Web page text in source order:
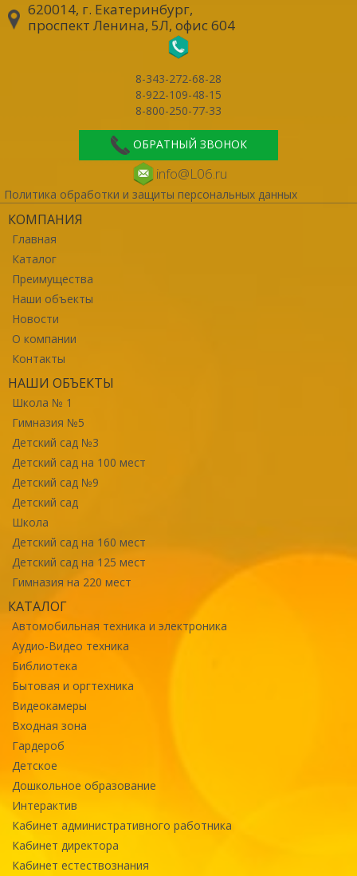
620014, г. Екатеринбург,
проспект Ленина, 5Л, офис 604
8-343-272-68-28
8-922-109-48-15
8-800-250-77-33
ОБРАТНЫЙ ЗВОНОК
info@L06.ru
Политика обработки и защиты персональных данных
КОМПАНИЯ
Главная
Каталог
Преимущества
Наши объекты
Новости
О компании
Контакты
НАШИ ОБЪЕКТЫ
Школа № 1
Гимназия №5
Детский сад №3
Детский сад на 100 мест
Детский сад №9
Детский сад
Школа
Детский сад на 160 мест
Детский сад на 125 мест
Гимназия на 220 мест
КАТАЛОГ
Автомобильная техника и электроника
Аудио-Видео техника
Библиотека
Бытовая и оргтехника
Видеокамеры
Входная зона
Гардероб
Детское
Дошкольное образование
Интерактив
Кабинет административного работника
Кабинет директора
Кабинет естествознания